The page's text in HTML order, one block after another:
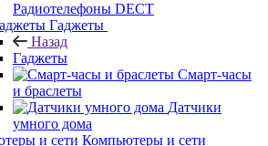
Радиотелефоны DECT
Гаджеты
Назад
Гаджеты
Смарт-часы
и браслеты
Датчики
умного дома
Компьютеры и сети